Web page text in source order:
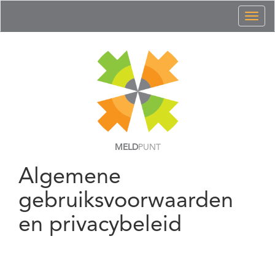
MELDPUNT
Algemene
gebruiksvoorwaarden
en privacybeleid